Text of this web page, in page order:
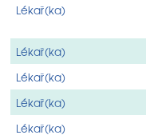
Lékař(ka)
Lékař(ka)
Lékař(ka)
Lékař(ka)
Lékař(ka)